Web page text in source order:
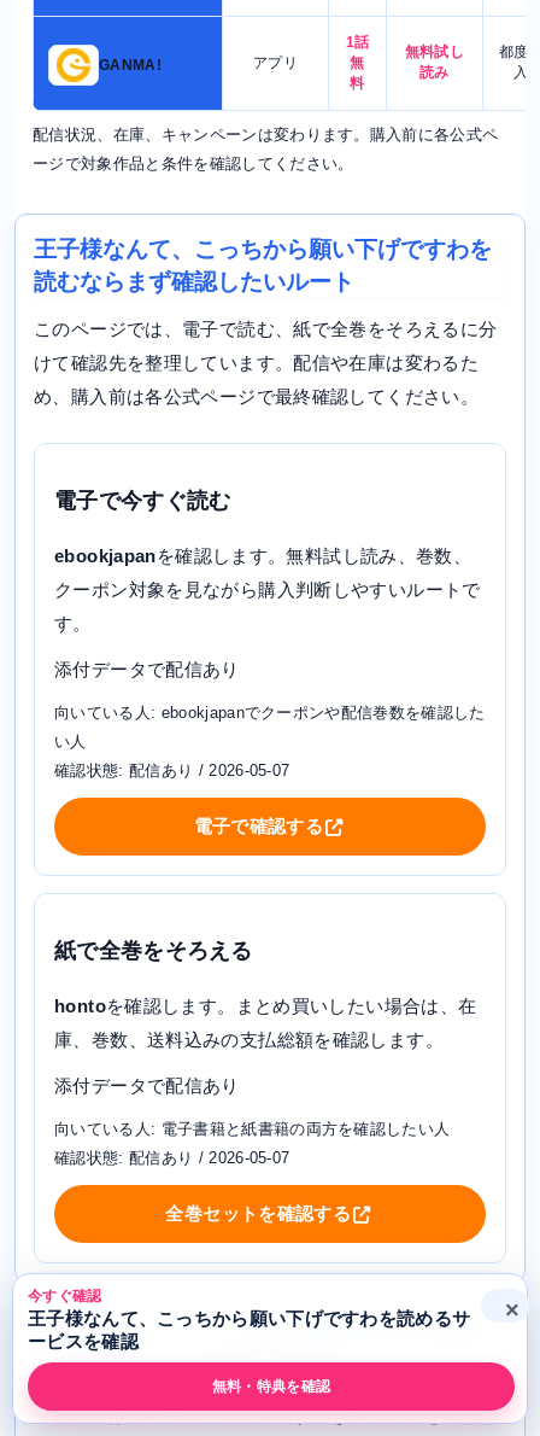
GANMA! アプリ
1話
無
料
無料試し
読み
都度
入
配信状況、在庫、キャンペーンは変わります。購入前に各公式ペ
ージで対象作品と条件を確認してください。
王子様なんて、こっちから願い下げですわを
読むならまず確認したいルート
このページでは、電子で読む、紙で全巻をそろえるに分
けて確認先を整理しています。配信や在庫は変わるた
め、購入前は各公式ページで最終確認してください。
電子で今すぐ読む
ebookjapanを確認します。無料試し読み、巻数、
クーポン対象を見ながら購入判断しやすいルートで
す。
添付データで配信あり
向いている人: ebookjapanでクーポンや配信巻数を確認した
い人
確認状態: 配信あり / 2026-05-07
電子で確認する
紙で全巻をそろえる
hontoを確認します。まとめ買いしたい場合は、在
庫、巻数、送料込みの支払総額を確認します。
添付データで配信あり
向いている人: 電子書籍と紙書籍の両方を確認したい人
確認状態: 配信あり / 2026-05-07
全巻セットを確認する
王子様なんて、こっちから願い下げですわを
読めるサービスを詳しく比較
ここからは、各サービスで確認すべきポイントを詳しく
今すぐ確認
王子様なんて、こっちから願い下げですわを読めるサ
ービスを確認
無料・特典を確認
×